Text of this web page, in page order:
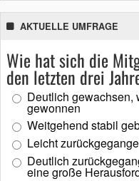
AKTUELLE UMFRAGE
Wie hat sich die
den letzten drei
Deutlich gewachsen,
gewonnen
Weitgehend stabil
Leicht
Deutlich
eine große